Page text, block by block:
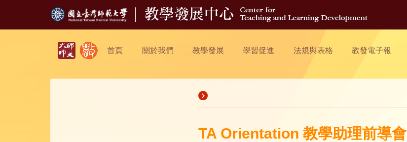
首頁 關於我們 教學發展 學習促進 法規與表格 教發電子報
TA Orientation 教學助理前導會